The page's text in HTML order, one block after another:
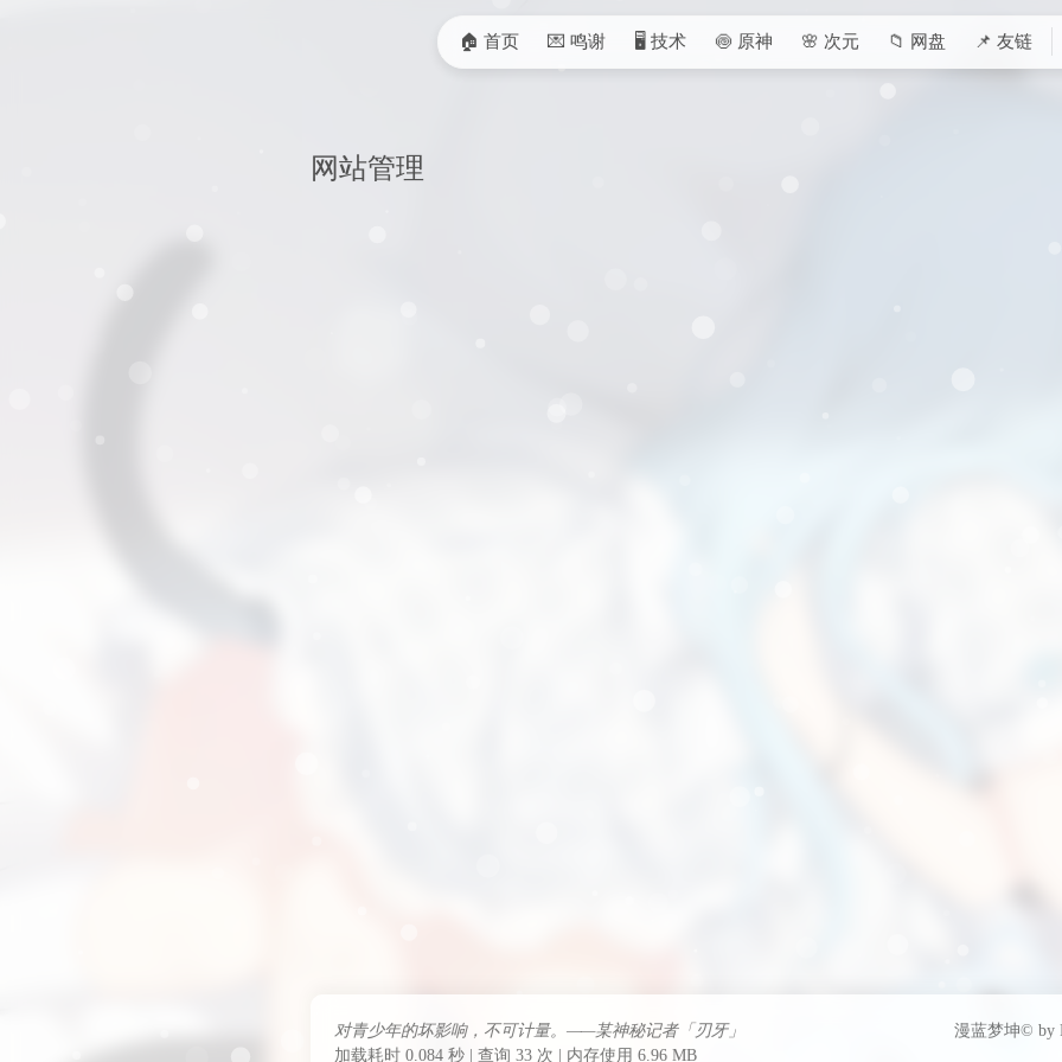
🏠 首页 💌 鸣谢 🖥️ 技术 🍥 原神 🌸 次元 📁 网盘 📌 友链
网站管理
对青少年的坏影响，不可计量。——某神秘记者「刃牙」
漫蓝梦坤© by
加载耗时 0.084 秒 | 查询 33 次 | 内存使用 6.96 MB